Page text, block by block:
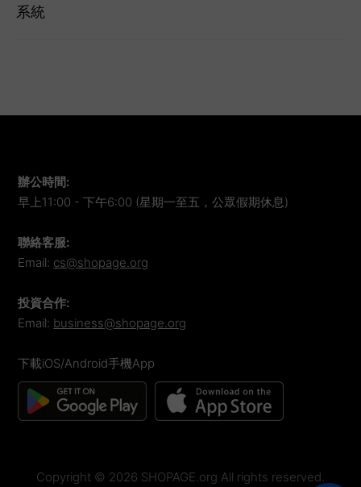
系統
辦公時間:
早上11:00 - 下午6:00 (星期一至五，公眾假期休息)
聯絡客服:
Email: cs@shopage.org
投資合作:
Email: business@shopage.org
下載iOS/Android手機App
Copyright © 2026 SHOPAGE.org All rights reserved.